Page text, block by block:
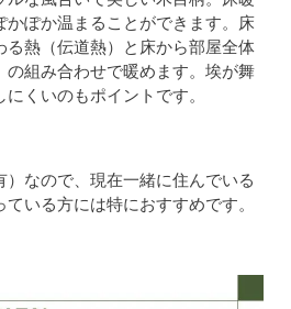
かぽか温まることができます。床
る熱（伝道熱）と床から部屋全体
の組み合わせで暖めます。埃が舞
くいのもポイントです。
なので、現在一緒に住んでいる
いる方には特におすすめです。